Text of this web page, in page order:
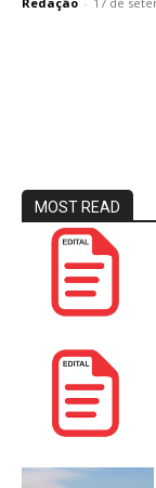
MOST READ